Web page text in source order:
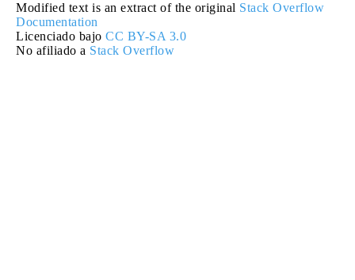
Modified text is an extract of the original Stack Overflow
Documentation
Licenciado bajo CC BY-SA 3.0
No afiliado a Stack Overflow